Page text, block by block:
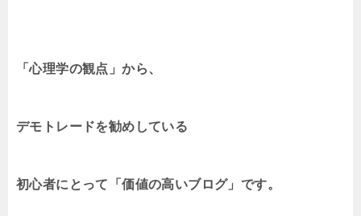
「心理学の観点」から、
デモトレードを勧めしている
初心者にとって「価値の高いブログ」です。